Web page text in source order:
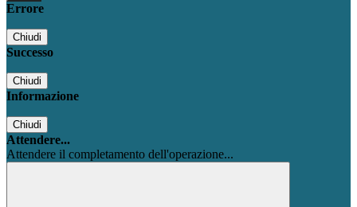
Errore
Chiudi
Successo
Chiudi
Informazione
Chiudi
Attendere...
Attendere il completamento dell'operazione...